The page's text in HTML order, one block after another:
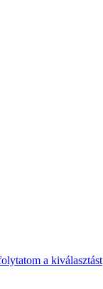
a kiválasztást